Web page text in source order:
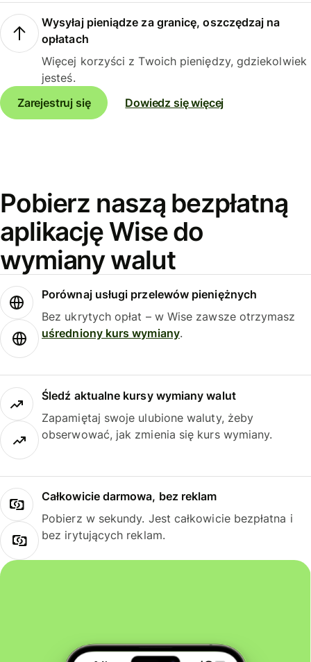
Wysyłaj pieniądze za granicę, oszczędzaj na
opłatach
Więcej korzyści z Twoich pieniędzy, gdziekolwiek
jesteś.
Zarejestruj się
Dowiedz się więcej
Pobierz naszą bezpłatną
aplikację Wise do
wymiany walut
Porównaj usługi przelewów pieniężnych
Bez ukrytych opłat – w Wise zawsze otrzymasz
uśredniony kurs wymiany.
Śledź aktualne kursy wymiany walut
Zapamiętaj swoje ulubione waluty, żeby
obserwować, jak zmienia się kurs wymiany.
Całkowicie darmowa, bez reklam
Pobierz w sekundy. Jest całkowicie bezpłatna i
bez irytujących reklam.